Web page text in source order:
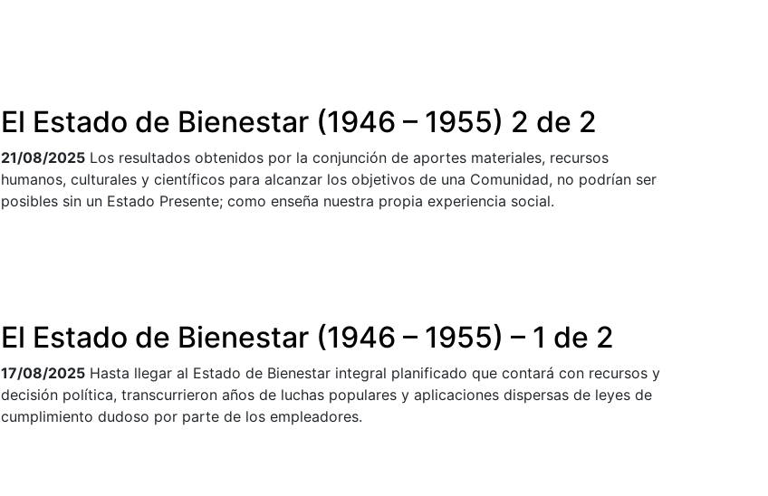
El Estado de Bienestar (1946 – 1955) 2 de 2
21/08/2025 Los resultados obtenidos por la conjunción de aportes materiales, recursos
humanos, culturales y científicos para alcanzar los objetivos de una Comunidad, no podrían ser
posibles sin un Estado Presente; como enseña nuestra propia experiencia social.
El Estado de Bienestar (1946 – 1955) – 1 de 2
17/08/2025 Hasta llegar al Estado de Bienestar integral planificado que contará con recursos y
decisión política, transcurrieron años de luchas populares y aplicaciones dispersas de leyes de
cumplimiento dudoso por parte de los empleadores.